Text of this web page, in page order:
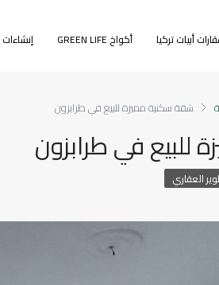
أبيات تركيا أكواخ GREEN LIFE إنشاءات
شقة سكنية مميزة للبيع في طرابزون
في طرابزون
العقاري